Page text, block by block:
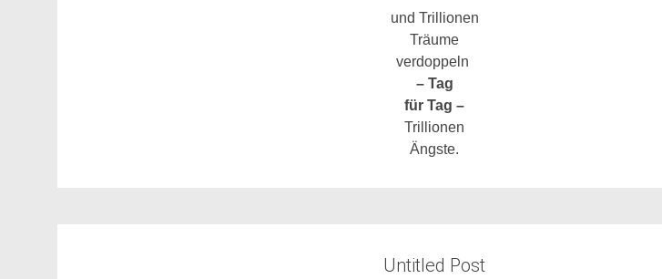
und Trillionen
Träume
verdoppeln
– Tag
für Tag –
Trillionen
Ängste.
Untitled Post